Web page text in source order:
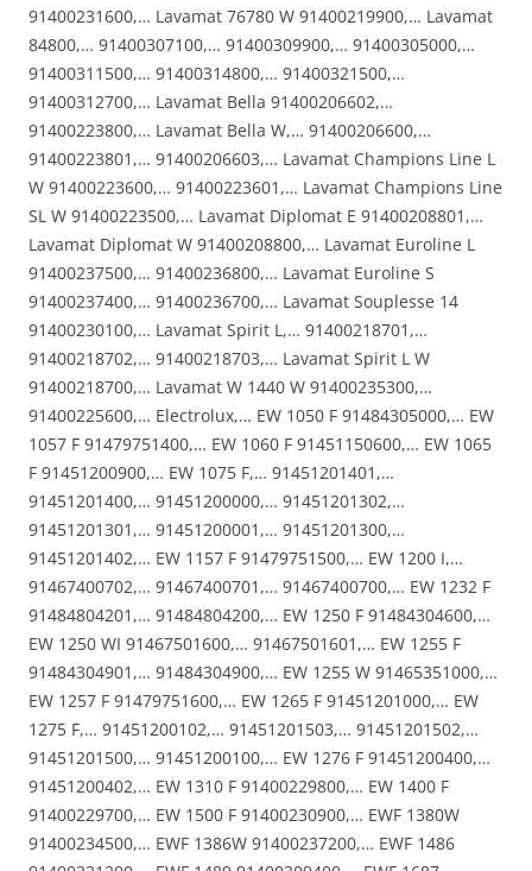
91400231600,… Lavamat 76780 W 91400219900,… Lavamat
84800,… 91400307100,… 91400309900,… 91400305000,…
91400311500,… 91400314800,… 91400321500,…
91400312700,… Lavamat Bella 91400206602,…
91400223800,… Lavamat Bella W,… 91400206600,…
91400223801,… 91400206603,… Lavamat Champions Line L
W 91400223600,… 91400223601,… Lavamat Champions Line
SL W 91400223500,… Lavamat Diplomat E 91400208801,…
Lavamat Diplomat W 91400208800,… Lavamat Euroline L
91400237500,… 91400236800,… Lavamat Euroline S
91400237400,… 91400236700,… Lavamat Souplesse 14
91400230100,… Lavamat Spirit L,… 91400218701,…
91400218702,… 91400218703,… Lavamat Spirit L W
91400218700,… Lavamat W 1440 W 91400235300,…
91400225600,… Electrolux,… EW 1050 F 91484305000,… EW
1057 F 91479751400,… EW 1060 F 91451150600,… EW 1065
F 91451200900,… EW 1075 F,… 91451201401,…
91451201400,… 91451200000,… 91451201302,…
91451201301,… 91451200001,… 91451201300,…
91451201402,… EW 1157 F 91479751500,… EW 1200 I,…
91467400702,… 91467400701,… 91467400700,… EW 1232 F
91484804201,… 91484804200,… EW 1250 F 91484304600,…
EW 1250 WI 91467501600,… 91467501601,… EW 1255 F
91484304901,… 91484304900,… EW 1255 W 91465351000,…
EW 1257 F 91479751600,… EW 1265 F 91451201000,… EW
1275 F,… 91451200102,… 91451201503,… 91451201502,…
91451201500,… 91451200100,… EW 1276 F 91451200400,…
91451200402,… EW 1310 F 91400229800,… EW 1400 F
91400229700,… EW 1500 F 91400230900,… EWF 1380W
91400234500,… EWF 1386W 91400237200,… EWF 1486